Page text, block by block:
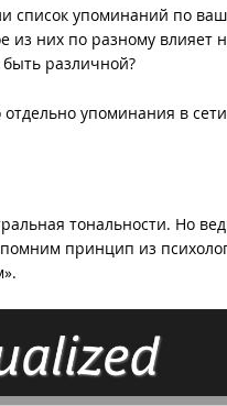
список упоминаний по
из них по разному
различной?
отдельно упоминания в
тональности. Но
принцип из